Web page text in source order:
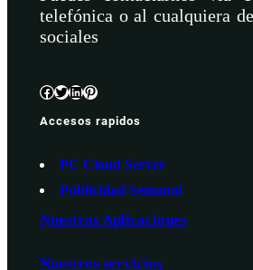
telefónica o al cualquiera
sociales
Facebook
Twitter
LinkedIn
Pinterest
Accesos rapidos
PC Cloud Server
Publicidad Semanal
Nuestras Aplicaciones
Nuestros servicios